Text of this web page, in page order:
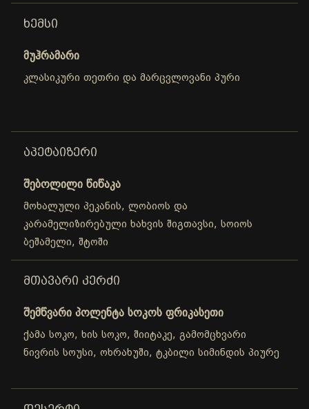
ᲮᲔᲛᲡᲘ
მუჰრამარი
კლასიკური თეთრი და მარცვლოვანი პური
ᲐᲞᲔᲢᲐᲘᲖᲔᲠᲘ
შებოლილი წიწაკა
მოხალული პეკანის, ლობიოს და
კარამელიზირებული ხახვის შიგთავსი, სოიოს
ბეშამელი, შტოში
ᲛᲗᲐᲕᲐᲠᲘ ᲙᲔᲠᲫᲘ
შემწვარი პოლენტა სოკოს ფრიკასეთი
ქამა სოკო, ხის სოკო, შიიტაკე, გამომცხვარი
ნივრის სოუსი, ოხრახუში, ტკბილი სიმინდის პიურე